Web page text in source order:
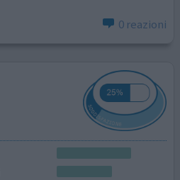
0 reazioni